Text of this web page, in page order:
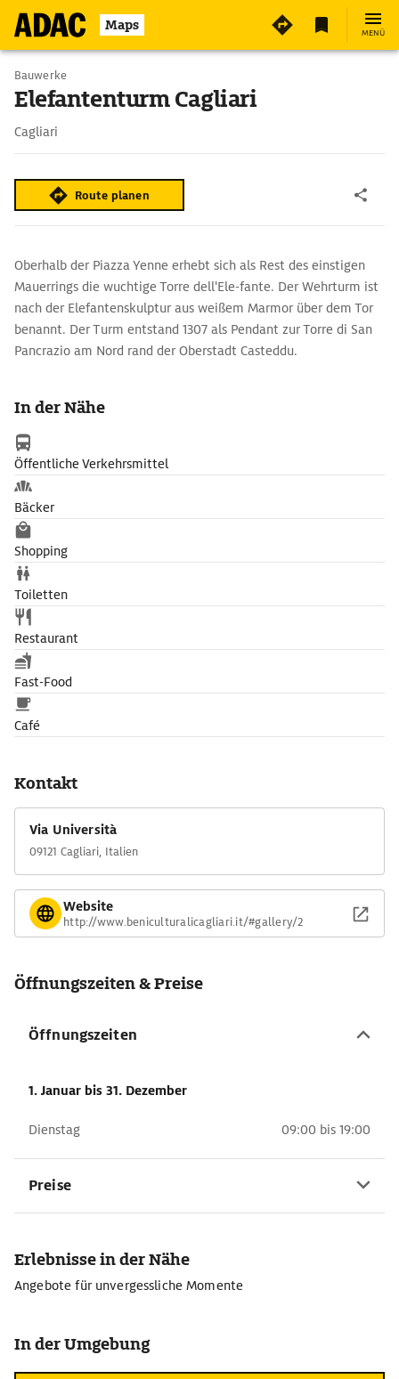
Maps MENÜ
Bauwerke
Elefantenturm Cagliari
Cagliari
Route planen
Oberhalb der Piazza Yenne erhebt sich als Rest des einstigen
Mauerrings die wuchtige Torre dell'Ele-fante. Der Wehrturm ist
nach der Elefantenskulptur aus weißem Marmor über dem Tor
benannt. Der Turm entstand 1307 als Pendant zur Torre di San
Pancrazio am Nord rand der Oberstadt Casteddu.
In der Nähe
Öffentliche Verkehrsmittel
Bäcker
Shopping
Toiletten
Restaurant
Fast-Food
Café
Kontakt
Via Università
09121 Cagliari, Italien
Website
http://www.beniculturalicagliari.it/#gallery/2
Öffnungszeiten & Preise
Öffnungszeiten
1. Januar bis 31. Dezember
Dienstag 09:00 bis 19:00
Preise
Erlebnisse in der Nähe
Angebote für unvergessliche Momente
In der Umgebung